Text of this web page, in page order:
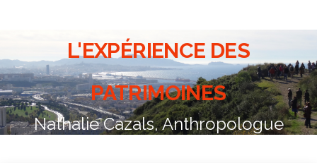
L'EXPÉRIENCE DES
PATRIMOINES
Nathalie Cazals, Anthropologue